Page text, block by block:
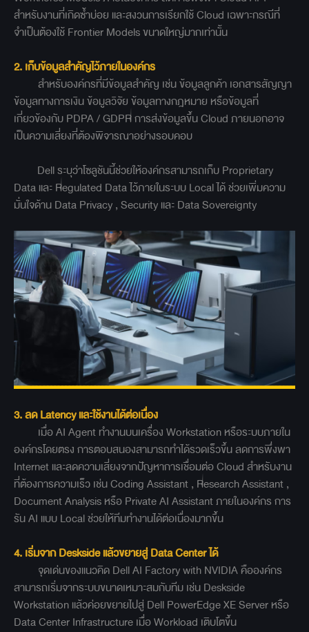
สำหรับงานที่เกิดซ้ำบ่อย และสงวนการเรียกใช้ Cloud เฉพาะกรณีที่
จำเป็นต้องใช้ Frontier Models ขนาดใหญ่มากเท่านั้น
2. เก็บข้อมูลสำคัญไว้ภายในองค์กร
สำหรับองค์กรที่มีข้อมูลสำคัญ เช่น ข้อมูลลูกค้า เอกสารสัญญา
ข้อมูลทางการเงิน ข้อมูลวิจัย ข้อมูลทางกฎหมาย หรือข้อมูลที่
เกี่ยวข้องกับ PDPA / GDPR การส่งข้อมูลขึ้น Cloud ภายนอกอาจ
เป็นความเสี่ยงที่ต้องพิจารณาอย่างรอบคอบ
Dell ระบุว่าโซลูชันนี้ช่วยให้องค์กรสามารถเก็บ Proprietary
Data และ Regulated Data ไว้ภายในระบบ Local ได้ ช่วยเพิ่มความ
มั่นใจด้าน Data Privacy , Security และ Data Sovereignty
3. ลด Latency และใช้งานได้ต่อเนื่อง
เมื่อ AI Agent ทำงานบนเครื่อง Workstation หรือระบบภายใน
องค์กรโดยตรง การตอบสนองสามารถทำได้รวดเร็วขึ้น ลดการพึ่งพา
Internet และลดความเสี่ยงจากปัญหาการเชื่อมต่อ Cloud สำหรับงาน
ที่ต้องการความเร็ว เช่น Coding Assistant , Research Assistant ,
Document Analysis หรือ Private AI Assistant ภายในองค์กร การ
รัน AI แบบ Local ช่วยให้ทีมทำงานได้ต่อเนื่องมากขึ้น
4. เริ่มจาก Deskside แล้วขยายสู่ Data Center ได้
จุดเด่นของแนวคิด Dell AI Factory with NVIDIA คือองค์กร
สามารถเริ่มจากระบบขนาดเหมาะสมกับทีม เช่น Deskside
Workstation แล้วค่อยขยายไปสู่ Dell PowerEdge XE Server หรือ
Data Center Infrastructure เมื่อ Workload เติบโตขึ้น